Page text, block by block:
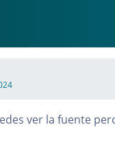
ver la fuente